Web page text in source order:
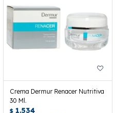
Crema Dermur Renacer Nutritiva
30 Ml.
$ 1.534